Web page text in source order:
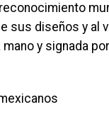
sus diseños y al
mano y signada